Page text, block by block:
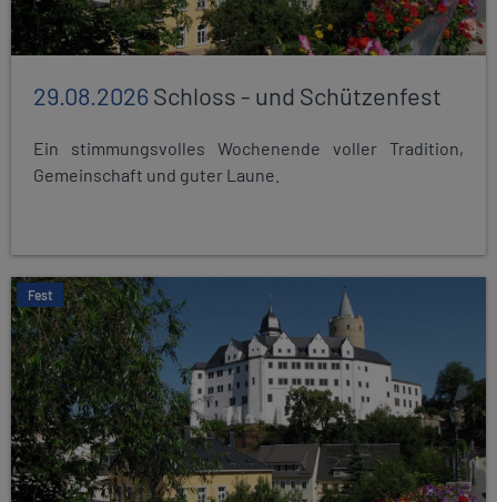
29.08.2026Schloss - und Schützenfest
Ein stimmungsvolles Wochenende voller Tradition,
Gemeinschaft und guter Laune.
Fest